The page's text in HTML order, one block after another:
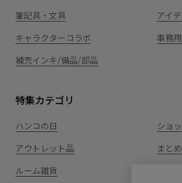
筆記具・文具
アイ
キャラクターコラボ
事務
補充インキ/備品/部品
特集カテゴリ
ハンコの日
ショ
アウトレット品
まと
ルーム雑貨